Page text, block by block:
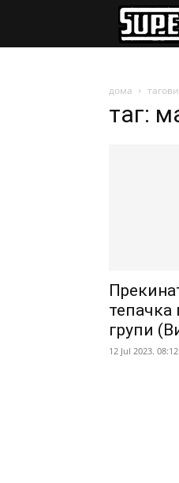
дома тагови
таг:
тепачка
групи
12 Jul 2023. 08:12